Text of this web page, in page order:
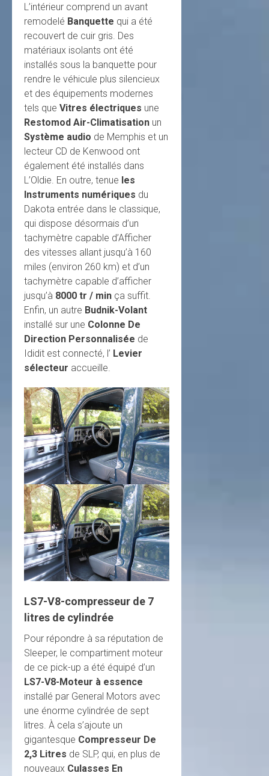
L’intérieur comprend un avant
remodelé Banquette qui a été
recouvert de cuir gris. Des
matériaux isolants ont été
installés sous la banquette pour
rendre le véhicule plus silencieux
et des équipements modernes
tels que Vitres électriques une
Restomod Air-Climatisation un
Système audio de Memphis et un
lecteur CD de Kenwood ont
également été installés dans
L’Oldie. En outre, tenue les
Instruments numériques du
Dakota entrée dans le classique,
qui dispose désormais d’un
tachymètre capable d’Afficher
des vitesses allant jusqu’à 160
miles (environ 260 km) et d’un
tachymètre capable d’afficher
jusqu’à 8000 tr / min ça suffit.
Enfin, un autre Budnik-Volant
installé sur une Colonne De
Direction Personnalisée de
Ididit est connecté, l’ Levier
sélecteur accueille.
LS7-V8-compresseur de 7
litres de cylindrée
Pour répondre à sa réputation de
Sleeper, le compartiment moteur
de ce pick-up a été équipé d’un
LS7-V8-Moteur à essence
installé par General Motors avec
une énorme cylindrée de sept
litres. À cela s’ajoute un
gigantesque Compresseur De
2,3 Litres de SLP, qui, en plus de
nouveaux Culasses En